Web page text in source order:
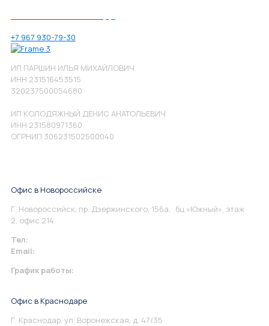
+7 967 930-79-30
ИП ПАРШИН ИЛЬЯ МИХАЙЛОВИЧ
ИНН 231516453515
320237500054680
ИП КОЛОДЯЖНЫЙ ДЕНИС АНАТОЛЬЕВИЧ
ИНН 231580971360
ОГРНИП 306231502500040
Офис в Новороссийске
Г. Новороссийск, пр. Дзержинского, 156а, бц «Южный», этаж
2, офис 214.
Тел:
Email:
График работы:
Офис в Краснодаре
Г. Краснодар, ул. Воронежская, д. 47/35